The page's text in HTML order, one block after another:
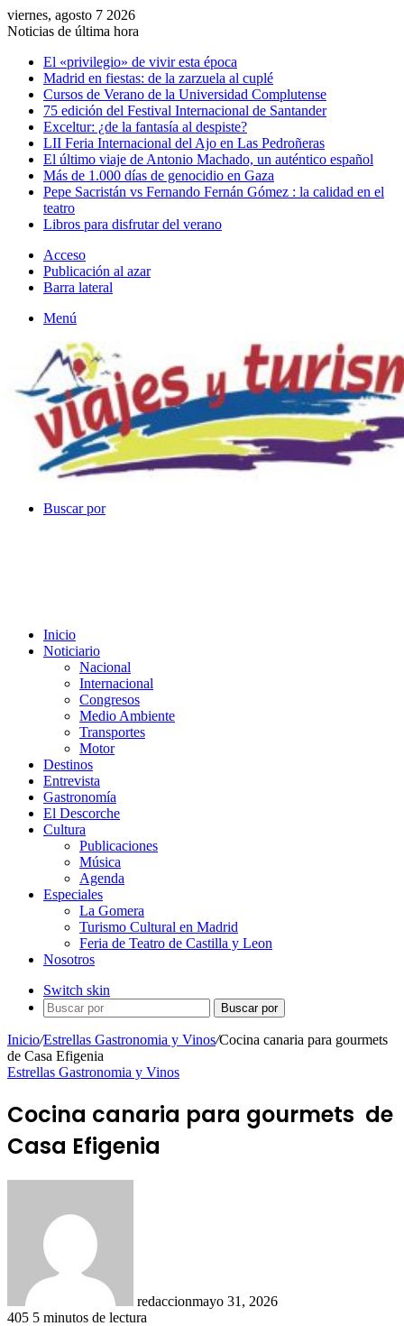
viernes, agosto 7 2026
Noticias de última hora
El «privilegio» de vivir esta época
Madrid en fiestas: de la zarzuela al cuplé
Cursos de Verano de la Universidad Complutense
75 edición del Festival Internacional de Santander
Exceltur: ¿de la fantasía al despiste?
LII Feria Internacional del Ajo en Las Pedroñeras
El último viaje de Antonio Machado, un auténtico español
Más de 1.000 días de genocidio en Gaza
Pepe Sacristán vs Fernando Fernán Gómez : la calidad en el
teatro
Libros para disfrutar del verano
Acceso
Publicación al azar
Barra lateral
Menú
Buscar por
Inicio
Noticiario
Nacional
Internacional
Congresos
Medio Ambiente
Transportes
Motor
Destinos
Entrevista
Gastronomía
El Descorche
Cultura
Publicaciones
Música
Agenda
Especiales
La Gomera
Turismo Cultural en Madrid
Feria de Teatro de Castilla y Leon
Nosotros
Switch skin
Buscar por
Inicio/Estrellas Gastronomia y Vinos/Cocina canaria para gourmets
de Casa Efigenia
Estrellas Gastronomia y Vinos
Cocina canaria para gourmets de
Casa Efigenia
redaccionmayo 31, 2026
405 5 minutos de lectura